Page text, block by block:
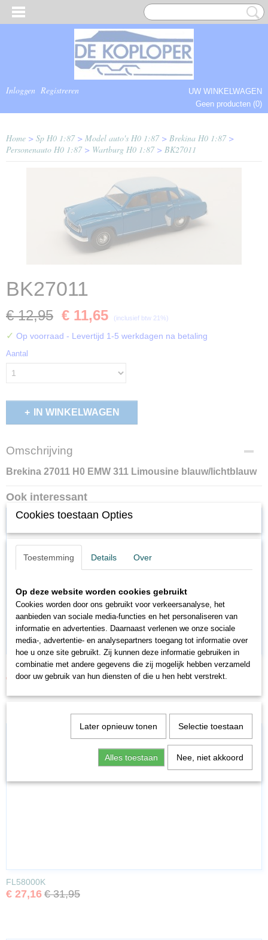
Inloggen Registreren
UW WINKELWAGEN
Geen producten (0)
Home > Sp H0 1:87> Model auto's H0 1:87> Brekina H0 1:87>
Personenauto H0 1:87> Wartburg H0 1:87> BK27011
BK27011
€ 12,95 € 11,65 (inclusief btw 21%)
✓ Op voorraad - Levertijd 1-5 werkdagen na betaling
Aantal
IN WINKELWAGEN
Omschrijving
Brekina 27011 H0 EMW 311 Limousine blauw/lichtblauw
Ook interessant
BK27005
€ 11,65 € 12,95
FL58000K
€ 27,16 € 31,95
Cookies toestaan Opties
Toestemming Details Over
Op deze website worden cookies gebruikt
Cookies worden door ons gebruikt voor verkeersanalyse, het
aanbieden van sociale media-functies en het personaliseren van
informatie en advertenties. Daarnaast verlenen we onze sociale
media-, advertentie- en analysepartners toegang tot informatie over
hoe u onze site gebruikt. Zij kunnen deze informatie gebruiken in
combinatie met andere gegevens die zij mogelijk hebben verzameld
door uw gebruik van hun diensten of die u hen hebt verstrekt.
Later opnieuw tonen Selectie toestaan
Alles toestaan Nee, niet akkoord